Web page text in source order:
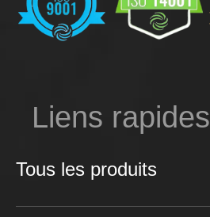
Liens rapides
Tous les produits